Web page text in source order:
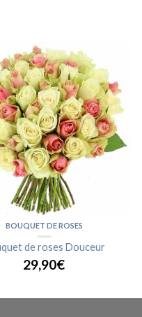
BOUQUET DE ROSES
de roses Douceur
29,90€